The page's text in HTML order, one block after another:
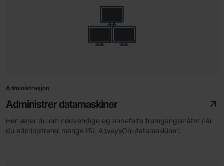
Administrasjon
Administrer datamaskiner
Her lærer du om nødvendige og anbefalte fremgangsmåter når
du administrerer mange ISL AlwaysOn-datamaskiner.